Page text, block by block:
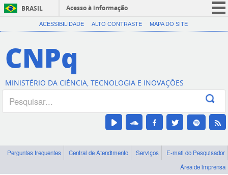
BRASIL
Acesso à informação
CORONAVÍRUS (COVID-19)
Canais
ACESSIBILIDADE ALTO CONTRASTE MAPA DO SITE
CNPq
MINISTÉRIO DA CIÊNCIA, TECNOLOGIA E INOVAÇÕES
Perguntas frequentes Central de Atendimento Serviços
E-mail do Pesquisador
Área de imprensa